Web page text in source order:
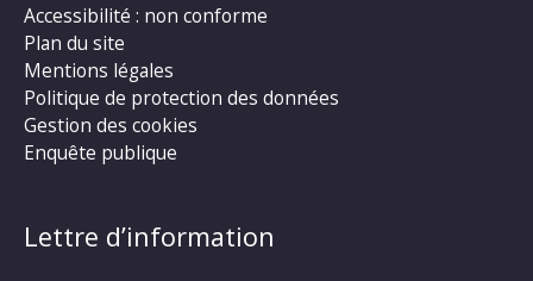
Accessibilité : non conforme
Plan du site
Mentions légales
Politique de protection des données
Gestion des cookies
Enquête publique
Lettre d’information